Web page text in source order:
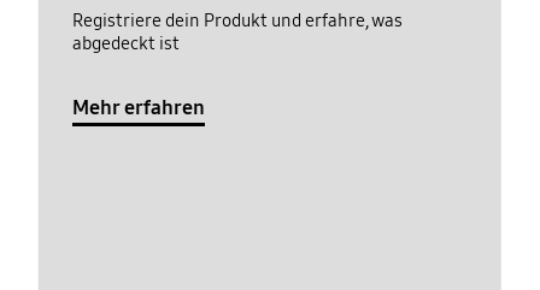
Registriere dein Produkt und erfahre, was
abgedeckt ist
Mehr erfahren